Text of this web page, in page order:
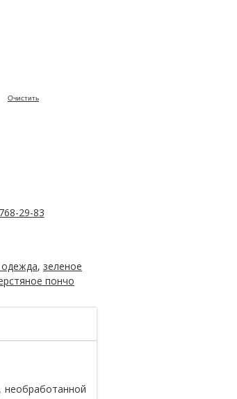
Очистить
29-83
одежда, зеленое
пончо